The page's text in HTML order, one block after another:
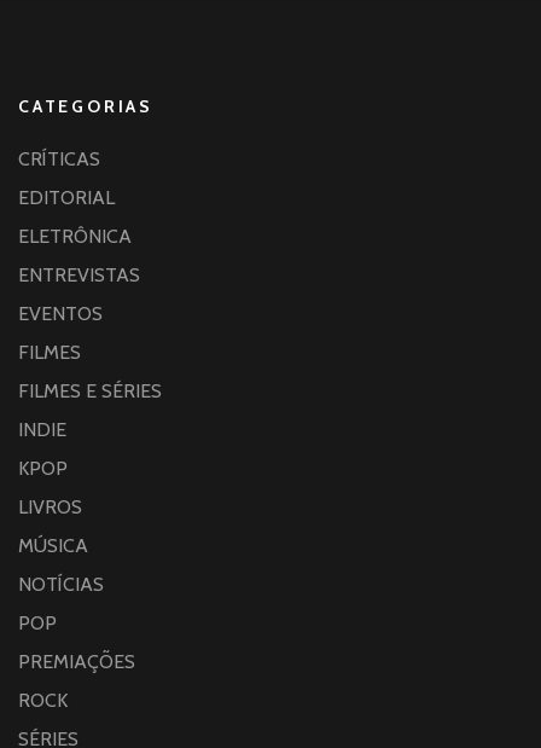
CATEGORIAS
CRÍTICAS
EDITORIAL
ELETRÔNICA
ENTREVISTAS
EVENTOS
FILMES
FILMES E SÉRIES
INDIE
KPOP
LIVROS
MÚSICA
NOTÍCIAS
POP
PREMIAÇÕES
ROCK
SÉRIES